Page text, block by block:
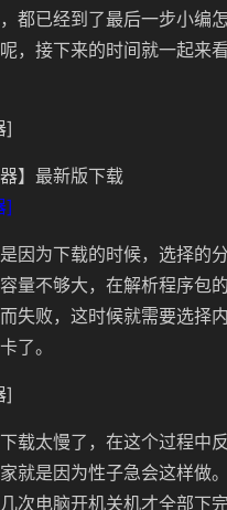
都已经到了最后一步小编
，接下来的时间就一起来
]
】最新版下载
]
因为下载的时候，选择的
量不够大，在解析程序包
失败，这时候就需要选择
了。
]
载太慢了，在这个过程中
就是因为性子急会这样做
次电脑开机关机才全部下